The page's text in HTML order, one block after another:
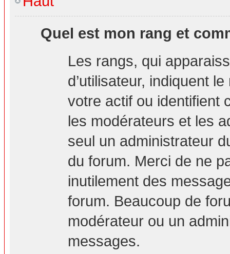
Quel est mon rang et
Les rangs, qui
d’utilisateur, indiquent
votre actif ou identifient
les modérateurs et les
seul un administrateur
du forum. Merci de ne
inutilement des
forum. Beaucoup de
modérateur ou un
messages.